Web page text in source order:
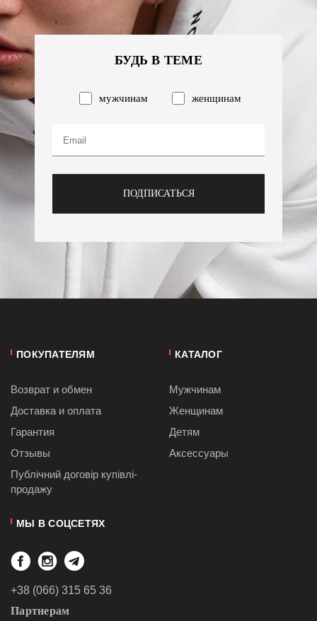
БУДЬ В ТЕМЕ
мужчинам женщинам
ПОДПИСАТЬСЯ
ПОКУПАТЕЛЯМ
Возврат и обмен
Доставка и оплата
Гарантия
Отзывы
Публiчний договiр купівлі-
продажу
КАТАЛОГ
Мужчинам
Женщинам
Детям
Аксессуары
МЫ В СОЦСЕТЯХ
+38 (066) 315 65 36
Партнерам